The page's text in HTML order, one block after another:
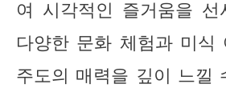
여 시각적인 즐거움을 선
다양한 문화 체험과 미식
주도의 매력을 깊이 느낄